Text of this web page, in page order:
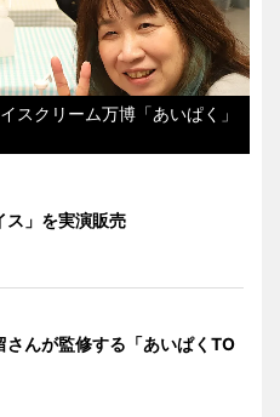
スクリーム万博「あいぱく」
ス」を実演販売
さんが監修する「あいぱくTO